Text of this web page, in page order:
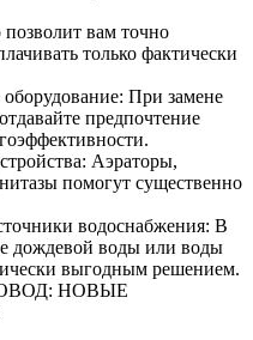
вам точно
только фактически
При замене
предпочтение
Аэраторы,
помогут существенно
водоснабжения: В
дождевой воды или воды
выгодным решением.
НОВЫЕ